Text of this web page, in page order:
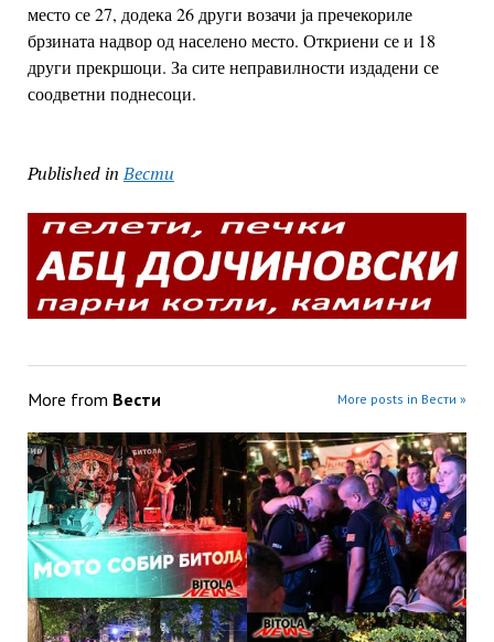
место се 27, додека 26 други возачи ја пречекориле
брзината надвор од населено место. Откриени се и 18
други прекршоци. За сите неправилности издадени се
соодветни поднесоци.
Published in Вести
More from Вести More posts in Вести »